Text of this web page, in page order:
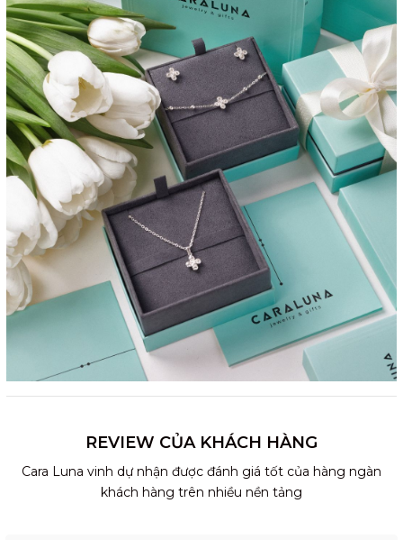
REVIEW CỦA KHÁCH HÀNG
Cara Luna vinh dự nhận được đánh giá tốt của hàng ngàn
khách hàng trên nhiều nền tảng